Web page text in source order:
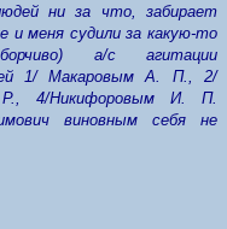
ни за что, забирает
и меня судили за какую-то
а/с агитации
1/ Макаровым А. П., 2/
4/Никифоровым И. П.
виновным себя не